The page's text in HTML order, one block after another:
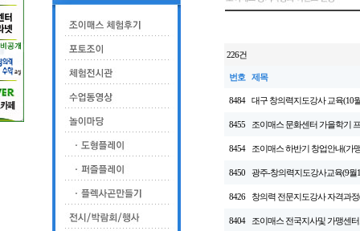
226건
번호 제목
8484 대구 창의력지도강사 교육(10
8455 조이매스 문화센터 가을학기
8454 조이매스 하반기 창업안내(가
8450 광주-창의력지도강사교육(9월
8426 창의력 전문지도강사 자격과
8404 조이매스 전국지사및 가맹센